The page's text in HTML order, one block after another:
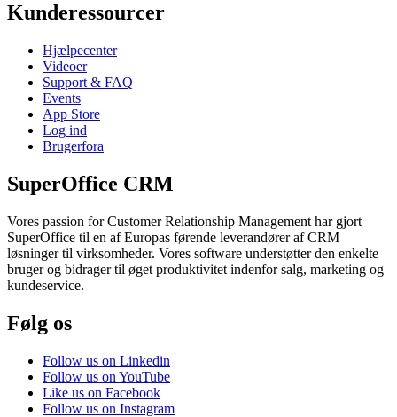
Kunderessourcer
Hjælpecenter
Videoer
Support & FAQ
Events
App Store
Log ind
Brugerfora
SuperOffice CRM
Vores passion for Customer Relationship Management har gjort
SuperOffice til en af Europas førende leverandører af CRM
løsninger til virksomheder. Vores software understøtter den enkelte
bruger og bidrager til øget produktivitet indenfor salg, marketing og
kundeservice.
Følg os
Follow us on Linkedin
Follow us on YouTube
Like us on Facebook
Follow us on Instagram